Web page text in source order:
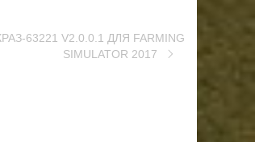
63221 V2.0.0.1 ДЛЯ FARMING
SIMULATOR 2017